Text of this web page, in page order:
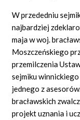
W przededniu
najbardziej
maja w woj.
Moszczeńskiego
przemilczenia
sejmiku
jednego z
bracławskich
projekt uznania i